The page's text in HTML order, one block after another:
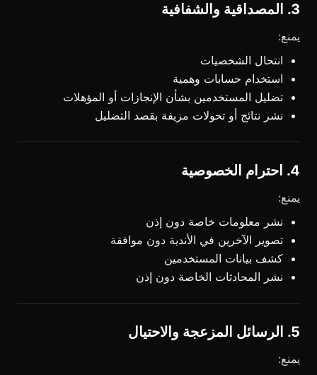
3. المصداقية والشفافية
يمنع:
انتحال الشخصيات
استخدام حسابات وهمية
تضليل المستخدمين بشأن الإنجازات أو المؤهلات
نشر نتائج أو تحولات مزيفة بقصد التضليل
4. احترام الخصوصية
يمنع:
نشر معلومات خاصة دون إذن
تصوير الآخرين في الأندية دون موافقة
كشف بيانات المستخدمين
نشر المحادثات الخاصة دون إذن
5. الرسائل المزعجة والاحتيال
يمنع: